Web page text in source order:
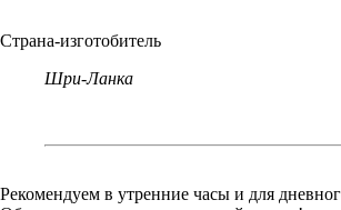
Страна-изготобитель
Шри-Ланка
Рекомендуем в утренние часы и для